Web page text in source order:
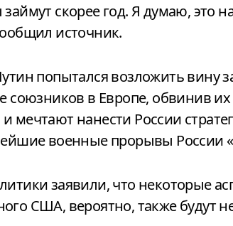
скорее год. Я думаю, это
источник.
попытался возложить вину
союзников в Европе, обвинив
мечтают нанести России
военные прорывы России
заявили, что некоторые
США, вероятно, также будут